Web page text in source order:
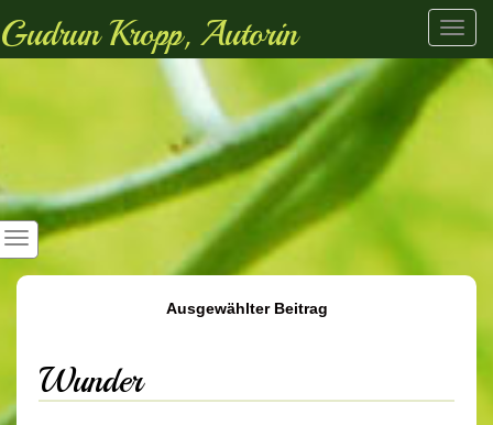
Gudrun Kropp, Autorin
Ausgewählter Beitrag
Wunder